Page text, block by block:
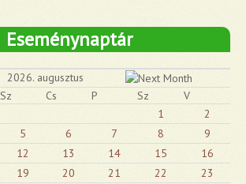
Eseménynaptár
2026. augusztus
Sz Cs P Sz
V
1
2
5 6 7 8
9
12 13 14 15
16
19 20 21 22
23